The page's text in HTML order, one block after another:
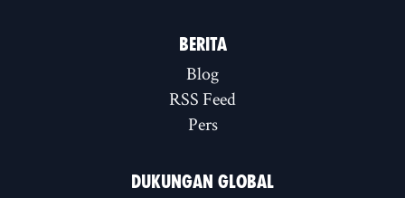
BERITA
Blog
RSS Feed
Pers
DUKUNGAN GLOBAL